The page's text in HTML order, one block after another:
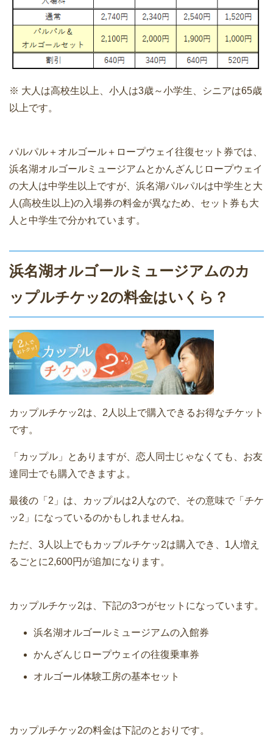
※ 大人は高校生以上、小人は3歳～小学生、シニアは65歳
以上です。
パルパル＋オルゴール＋ロープウェイ往復セット券では、
浜名湖オルゴールミュージアムとかんざんじロープウェイ
の大人は中学生以上ですが、浜名湖パルパルは中学生と大
人(高校生以上)の入場券の料金が異なため、セット券も大
人と中学生で分かれています。
浜名湖オルゴールミュージアムのカ
ップルチケッ2の料金はいくら？
カップルチケッ2は、2人以上で購入できるお得なチケット
です。
「カップル」とありますが、恋人同士じゃなくても、お友
達同士でも購入できますよ。
最後の「2」は、カップルは2人なので、その意味で「チケ
ッ2」になっているのかもしれませんね。
ただ、3人以上でもカップルチケッ2は購入でき、1人増え
るごとに2,600円が追加になります。
カップルチケッ2は、下記の3つがセットになっています。
浜名湖オルゴールミュージアムの入館券
かんざんじロープウェイの往復乗車券
オルゴール体験工房の基本セット
カップルチケッ2の料金は下記のとおりです。